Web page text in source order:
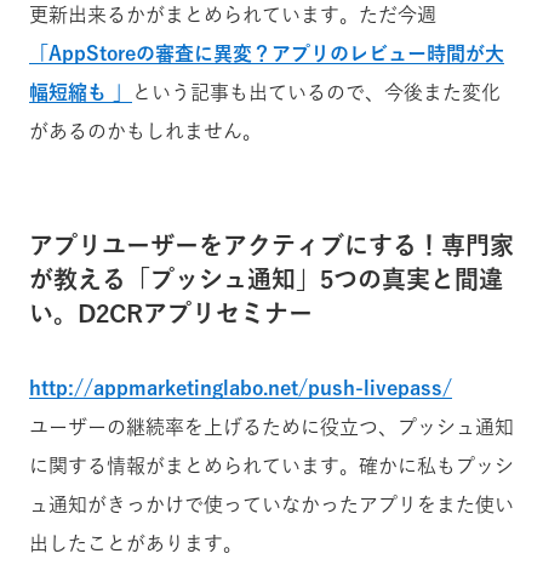
更新出来るかがまとめられています。ただ今週
「AppStoreの審査に異変？アプリのレビュー時間が大
幅短縮も 」
という記事も出ているので、今後また変化
があるのかもしれません。
アプリユーザーをアクティブにする！専門家
が教える「プッシュ通知」5つの真実と間違
い。D2CRアプリセミナー
http://appmarketinglabo.net/push-livepass/
ユーザーの継続率を上げるために役立つ、プッシュ通知
に関する情報がまとめられています。確かに私もプッシ
ュ通知がきっかけで使っていなかったアプリをまた使い
出したことがあります。